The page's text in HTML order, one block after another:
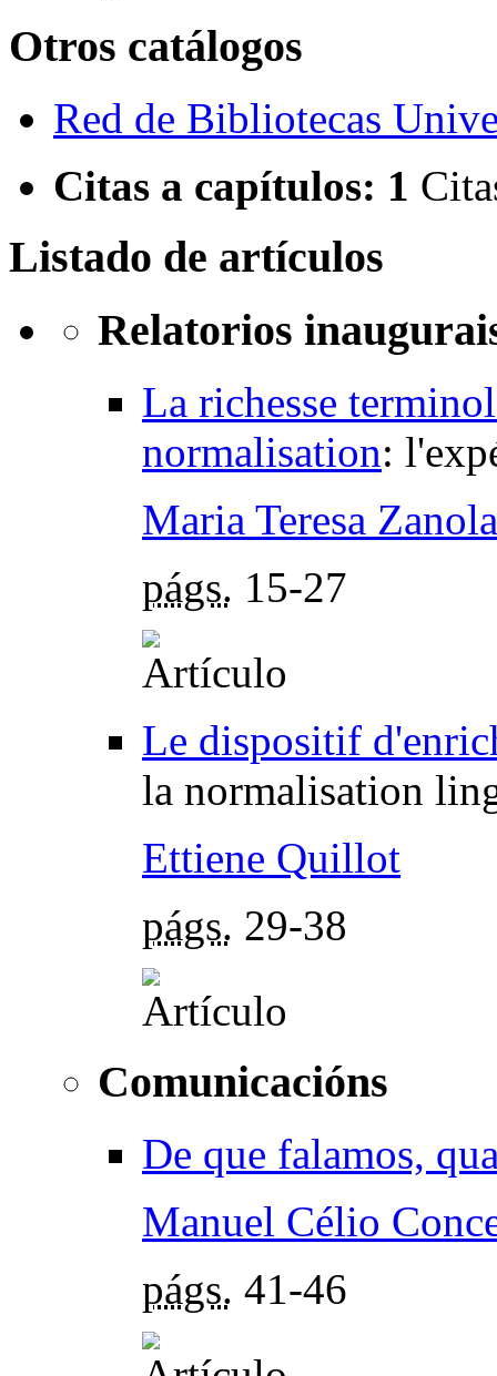
Otros catálogos
Red de Bibliotecas
Citas a capítulos: 1
Listado de artículos
Relatorios
La richesse
normalisation:
Maria Teresa Zanola
págs. 15-27
Le dispositif
la normalisation
Ettiene Quillot
págs. 29-38
Comunicacións
De que falamos,
Manuel Célio
págs. 41-46